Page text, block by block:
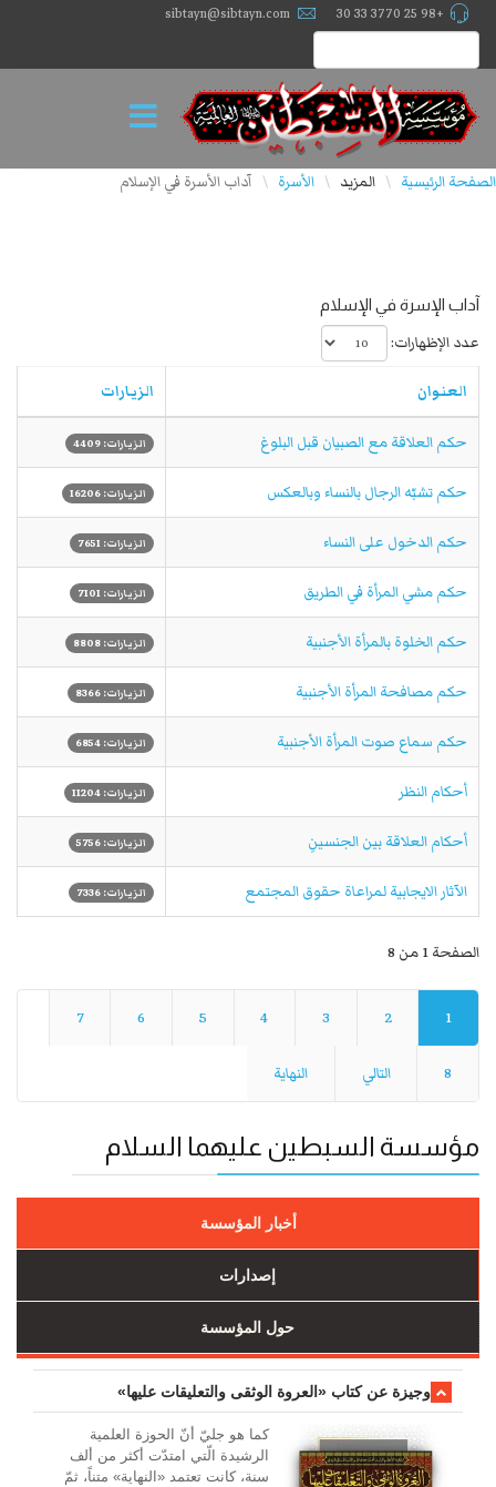
+98 25 3770 33 30
sibtayn@sibtayn.com
الصفحة الرئيسية \ المزيد \ الأسرة \ آداب الأسرة في الإسلام
آداب الإسرة في الإسلام
عدد الإظهارات:
العنوان الزيارات
حكم العلاقة مع الصبيان قبل البلوغ الزيارات: 4409
حكم تشبّه الرجال بالنساء وبالعكس الزيارات: 16206
حكم الدخول على النساء الزيارات: 7651
حكم مشي المرأة في الطريق الزيارات: 7101
حكم الخلوة بالمرأة الأجنبية الزيارات: 8808
حكم مصافحة المرأة الأجنبية الزيارات: 8366
حكم سماع صوت المرأة الأجنبية الزيارات: 6854
أحكام النظر الزيارات: 11204
أحكام العلاقة بين الجنسينِ الزيارات: 5756
الآثار الايجابية لمراعاة حقوق المجتمع الزيارات: 7336
الصفحة 1 من 8
1
2
3
4
5
6
7
8 التالي النهاية
مؤسسة السبطين عليهما السلام
أخبار المؤسسة
إصدارات
حول المؤسسة
وجیزة عن کتاب «العروة الوثقی والتعلیقات علیها»
کما هو جليّ أنّ الحوزة العلمیة
الرشیدة الّتي امتدّت أكثر من ألف
سنة، كانت تعتمد «النهاية» متناً، ثمّ